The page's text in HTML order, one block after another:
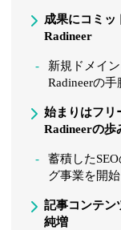
成果にコミッ
Radineer
新規ドメイ
Radineerの手
始まりはフリ
Radineerの歩
蓄積した
グ事業を開始
記事コンテン
純増